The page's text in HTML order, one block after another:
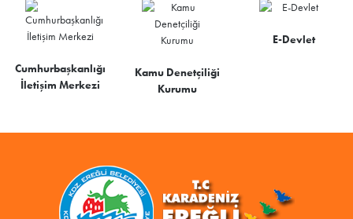
Cumhurbaşkanlığı
İletişim Merkezi
Kamu Denetçiliği
Kurumu
E-Devlet